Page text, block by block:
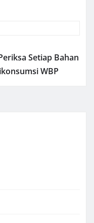
Setiap Bahan
WBP